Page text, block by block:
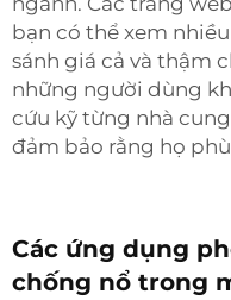
bạn có thể xem
sánh giá cả và thậm
những người dùng
cứu kỹ từng nhà
đảm bảo rằng họ
Các ứng dụng
chống nổ trong